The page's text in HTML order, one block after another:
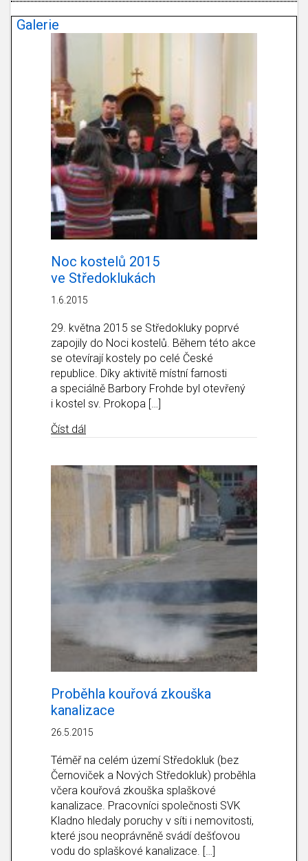
Galerie
Noc kostelů 2015
ve Středoklukách
1.6.2015
29. května 2015 se Středokluky poprvé
zapojily do Noci kostelů. Během této akce
se otevírají kostely po celé České
republice. Díky aktivitě místní farnosti
a speciálně Barbory Frohde byl otevřený
i kostel sv. Prokopa […]
Číst dál
Proběhla kouřová zkouška
kanalizace
26.5.2015
Téměř na celém území Středokluk (bez
Černoviček a Nových Středokluk) proběhla
včera kouřová zkouška splaškové
kanalizace. Pracovníci společnosti SVK
Kladno hledaly poruchy v síti i nemovitosti,
které jsou neoprávněně svádí dešťovou
vodu do splaškové kanalizace. […]